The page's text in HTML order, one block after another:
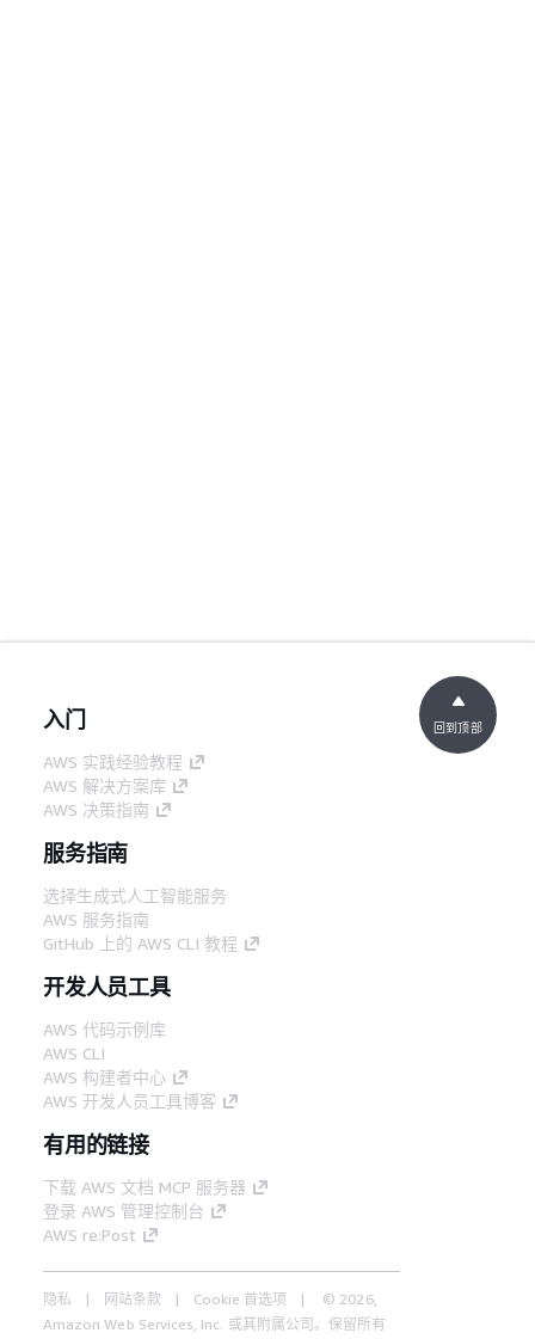
入门
AWS 实践经验教程
AWS 解决方案库
AWS 决策指南
服务指南
选择生成式人工智能服务
AWS 服务指南
GitHub 上的 AWS CLI 教程
开发人员工具
AWS 代码示例库
AWS CLI
AWS 构建者中心
AWS 开发人员工具博客
有用的链接
下载 AWS 文档 MCP 服务器
登录 AWS 管理控制台
AWS re:Post
隐私 网站条款 Cookie 首选项
© 2026,
Amazon Web Services, Inc. 或其附属公司。保留所有
回到顶部